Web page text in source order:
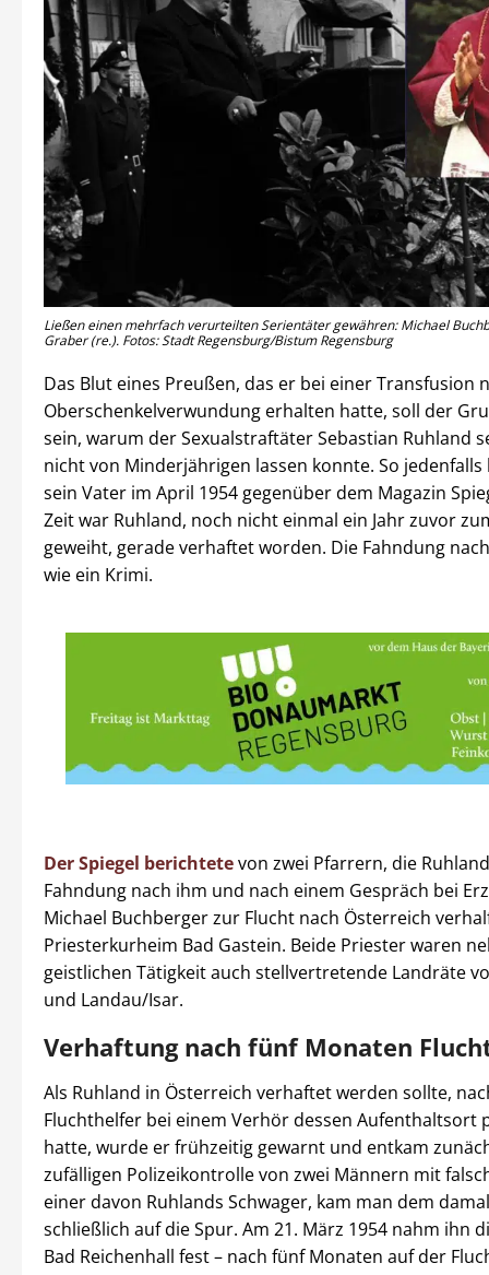
Ließen einen mehrfach verurteilten Serientäter gewähren: Michael
Graber (re.). Fotos: Stadt Regensburg/Bistum Regensburg
Das Blut eines Preußen, das er bei einer Transfusion
Oberschenkelverwundung erhalten hatte, soll der
sein, warum der Sexualstraftäter Sebastian Ruhland
nicht von Minderjährigen lassen konnte. So
sein Vater im April 1954 gegenüber dem Magazin
Zeit war Ruhland, noch nicht einmal ein Jahr zuvor
geweiht, gerade verhaftet worden. Die Fahndung
wie ein Krimi.
Der Spiegel berichtetevon zwei Pfarrern, die
Fahndung nach ihm und nach einem Gespräch bei
Michael Buchberger zur Flucht nach Österreich
Priesterkurheim Bad Gastein. Beide Priester waren
geistlichen Tätigkeit auch stellvertretende Landräte
und Landau/Isar.
Verhaftung nach fünf Monaten
Als Ruhland in Österreich verhaftet werden sollte,
Fluchthelfer bei einem Verhör dessen Aufenthaltsort
hatte, wurde er frühzeitig gewarnt und entkam
zufälligen Polizeikontrolle von zwei Männern mit
einer davon Ruhlands Schwager, kam man dem
schließlich auf die Spur. Am 21. März 1954 nahm ihn
Bad Reichenhall fest – nach fünf Monaten auf der